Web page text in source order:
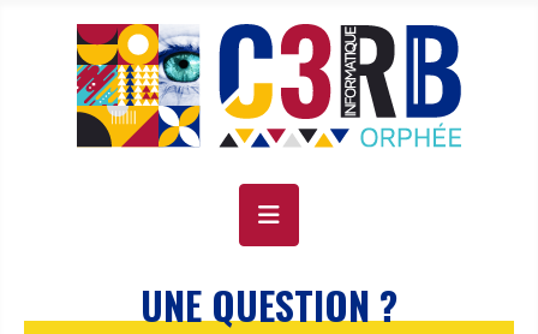
UNE QUESTION ?